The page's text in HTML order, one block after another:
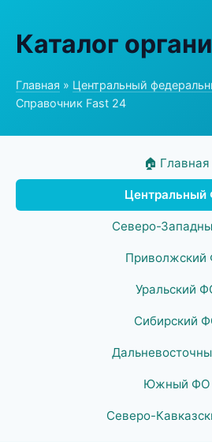
Каталог
Главная » Центральный
Справочник Fast 24
🏠 Главная
Северо-
Приволжский
Уральский
Сибирский
Южный ФО
Северо-